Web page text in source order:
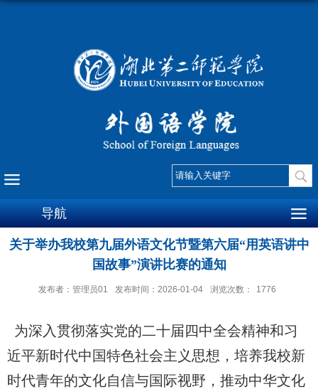
导航
关于举办我校第九届外语文化节暨第六届“用英语讲中
国故事”演讲比赛的通知
发布者：管理员01 发布时间：2026-01-04 浏览次数： 1776
为深入贯彻落实党的二十届四中全会精神和习
近平新时代中国特色社会主义思想，培养我校新
时代青年的文化自信与国际视野，推动中华文化